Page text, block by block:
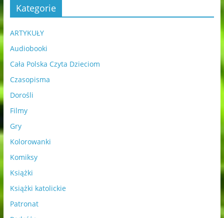
Kategorie
ARTYKUŁY
Audiobooki
Cała Polska Czyta Dzieciom
Czasopisma
Dorośli
Filmy
Gry
Kolorowanki
Komiksy
Książki
Książki katolickie
Patronat